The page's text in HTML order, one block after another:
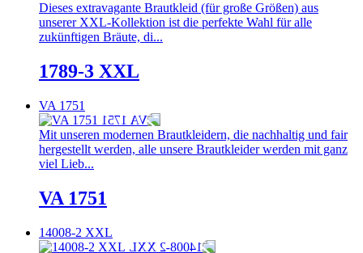
Dieses extravagante Brautkleid (für große Größen) aus
unserer XXL-Kollektion ist die perfekte Wahl für alle
zukünftigen Bräute, di...
1789-3 XXL
VA 1751
Mit unseren modernen Brautkleidern, die nachhaltig und fair
hergestellt werden, alle unsere Brautkleider werden mit ganz
viel Lieb...
VA 1751
14008-2 XXL